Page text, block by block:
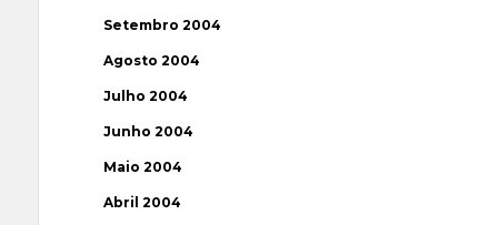
Setembro 2004
Agosto 2004
Julho 2004
Junho 2004
Maio 2004
Abril 2004